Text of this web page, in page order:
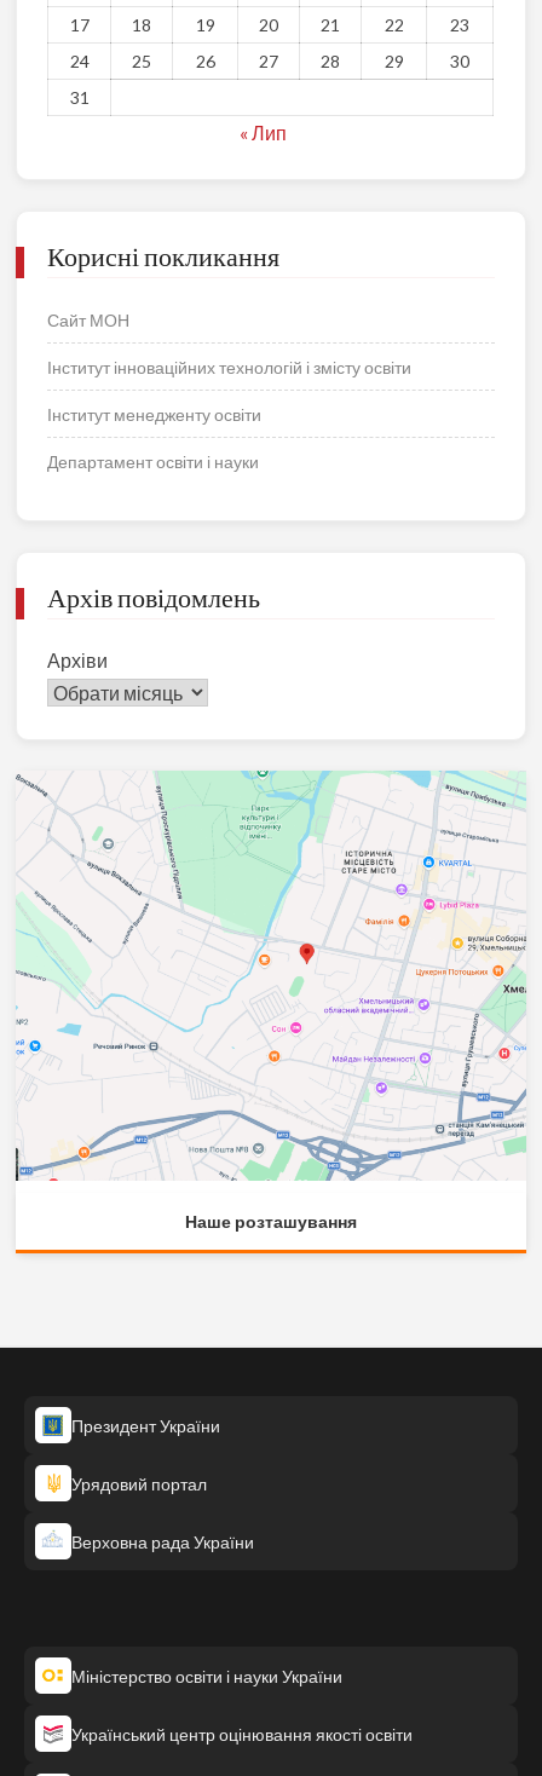
17
18 19 20 21 22
23
24
25 26 27 28 29
30
31
« Лип
Корисні покликання
Сайт МОН
Інститут інноваційних технологій і змісту освіти
Інститут менедженту освіти
Департамент освіти і науки
Архів повідомлень
Архіви
Наше розташування
Президент України
Урядовий портал
Верховна рада України
Міністерство освіти і науки України
Український центр оцінювання якості освіти